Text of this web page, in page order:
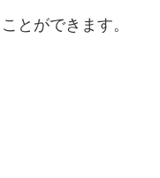
とができます。